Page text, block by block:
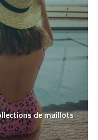
de maillots